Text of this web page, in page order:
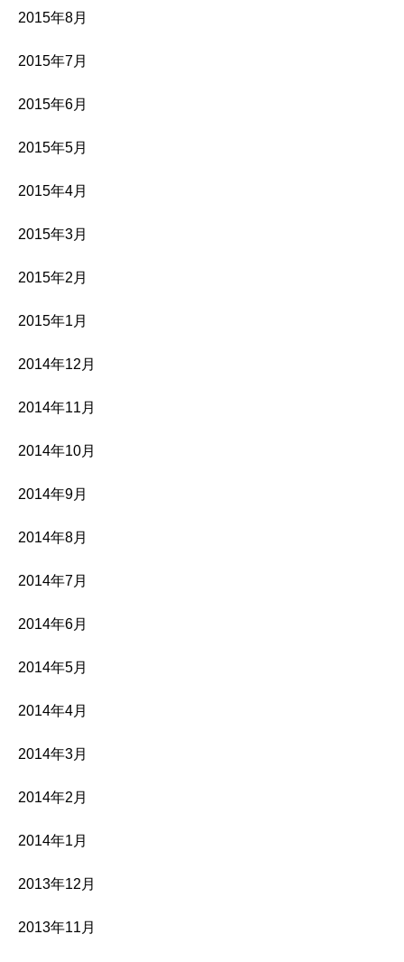
2015年8月
2015年7月
2015年6月
2015年5月
2015年4月
2015年3月
2015年2月
2015年1月
2014年12月
2014年11月
2014年10月
2014年9月
2014年8月
2014年7月
2014年6月
2014年5月
2014年4月
2014年3月
2014年2月
2014年1月
2013年12月
2013年11月